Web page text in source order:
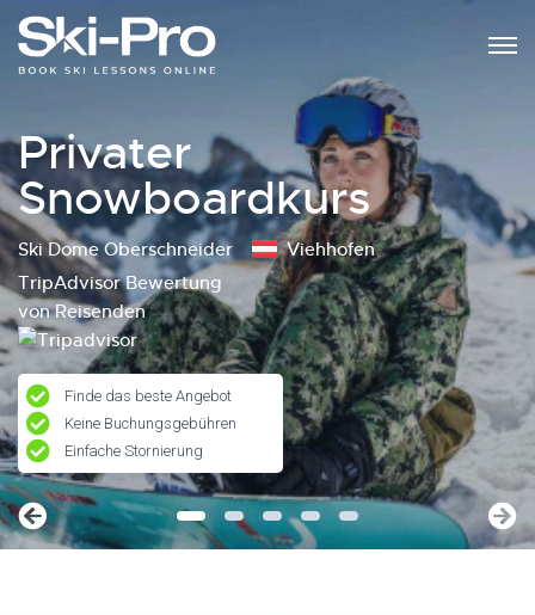
Privater
Snowboardkurs
Ski Dome Oberschneider
Viehhofen
TripAdvisor Bewertung
von Reisenden
Finde das beste Angebot
Keine Buchungsgebühren
Einfache Stornierung